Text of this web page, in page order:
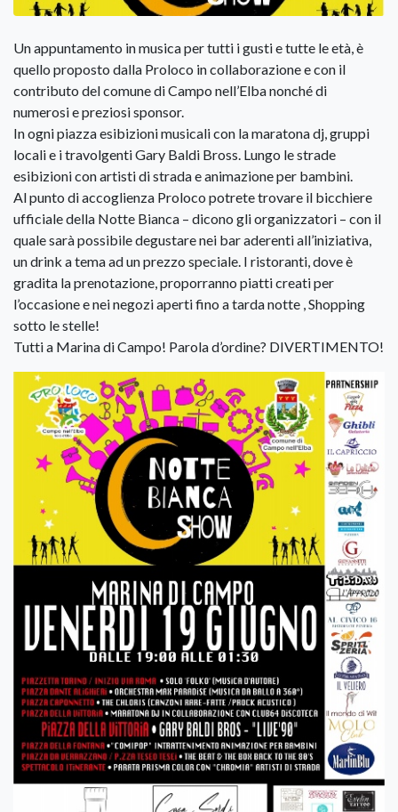
Un appuntamento in musica per tutti i gusti e tutte le età, è
quello proposto dalla Proloco in collaborazione e con il
contributo del comune di Campo nell’Elba nonché di
numerosi e preziosi sponsor.
In ogni piazza esibizioni musicali con la maratona dj, gruppi
locali e i travolgenti Gary Baldi Bross. Lungo le strade
esibizioni con artisti di strada e animazione per bambini.
Al punto di accoglienza Proloco potrete trovare il bicchiere
ufficiale della Notte Bianca – dicono gli organizzatori – con il
quale sarà possibile degustare nei bar aderenti all’iniziativa,
un drink a tema ad un prezzo speciale. I ristoranti, dove è
gradita la prenotazione, proporranno piatti creati per
l’occasione e nei negozi aperti fino a tarda notte , Shopping
sotto le stelle!
Tutti a Marina di Campo! Parola d’ordine? DIVERTIMENTO!